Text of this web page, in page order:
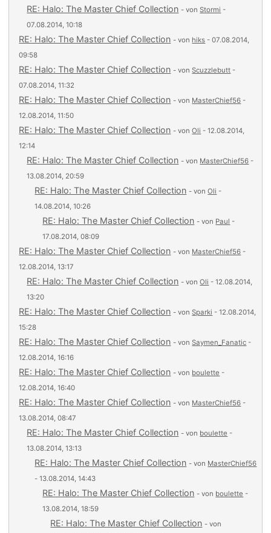
RE: Halo: The Master Chief Collection - vonStormi -
07.08.2014, 10:18
RE: Halo: The Master Chief Collection - von hiks - 07.08.2014,
09:58
RE: Halo: The Master Chief Collection - vonScuzzlebutt -
07.08.2014, 11:32
RE: Halo: The Master Chief Collection - von MasterChief56 -
12.08.2014, 11:50
RE: Halo: The Master Chief Collection - vonOli - 12.08.2014,
12:14
RE: Halo: The Master Chief Collection - von MasterChief56 -
13.08.2014, 20:59
RE: Halo: The Master Chief Collection - vonOli -
14.08.2014, 10:26
RE: Halo: The Master Chief Collection - von Paul -
17.08.2014, 08:09
RE: Halo: The Master Chief Collection - von MasterChief56 -
12.08.2014, 13:17
RE: Halo: The Master Chief Collection - vonOli - 12.08.2014,
13:20
RE: Halo: The Master Chief Collection - vonSparki - 12.08.2014,
15:28
RE: Halo: The Master Chief Collection - vonSaymen_Fanatic -
12.08.2014, 16:16
RE: Halo: The Master Chief Collection - von boulette -
12.08.2014, 16:40
RE: Halo: The Master Chief Collection - von MasterChief56 -
13.08.2014, 08:47
RE: Halo: The Master Chief Collection - von boulette -
13.08.2014, 13:13
RE: Halo: The Master Chief Collection - von MasterChief56
- 13.08.2014, 14:43
RE: Halo: The Master Chief Collection - von boulette -
13.08.2014, 18:59
RE: Halo: The Master Chief Collection - von